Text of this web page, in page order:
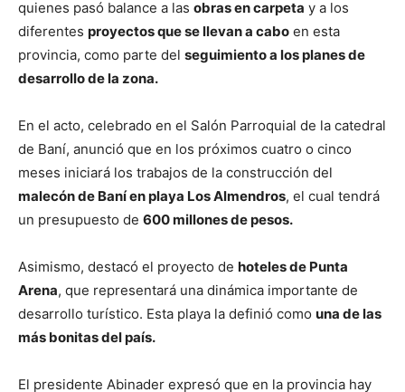
quienes pasó balance a las obras en carpeta y a los
diferentes proyectos que se llevan a cabo en esta
provincia, como parte del seguimiento a los planes de
desarrollo de la zona.
En el acto, celebrado en el Salón Parroquial de la catedral
de Baní, anunció que en los próximos cuatro o cinco
meses iniciará los trabajos de la construcción del
malecón de Baní en playa Los Almendros, el cual tendrá
un presupuesto de 600 millones de pesos.
Asimismo, destacó el proyecto de hoteles de Punta
Arena, que representará una dinámica importante de
desarrollo turístico. Esta playa la definió como una de las
más bonitas del país.
El presidente Abinader expresó que en la provincia hay